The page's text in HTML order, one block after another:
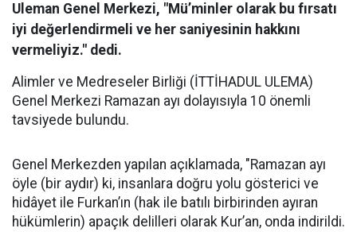
Uleman Genel Merkezi, "Mü’minler olarak bu fırsatı
iyi değerlendirmeli ve her saniyesinin hakkını
vermeliyiz." dedi.
Alimler ve Medreseler Birliği (İTTİHADUL ULEMA)
Genel Merkezi Ramazan ayı dolayısıyla 10 önemli
tavsiyede bulundu.
Genel Merkezden yapılan açıklamada, "Ramazan ayı
öyle (bir aydır) ki, insanlara doğru yolu gösterici ve
hidâyet ile Furkan’ın (hak ile batılı birbirinden ayıran
hükümlerin) apaçık delilleri olarak Kur’an, onda indirildi.